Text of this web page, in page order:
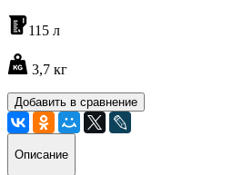
115 л
3,7 кг
Добавить в сравнение
Описание